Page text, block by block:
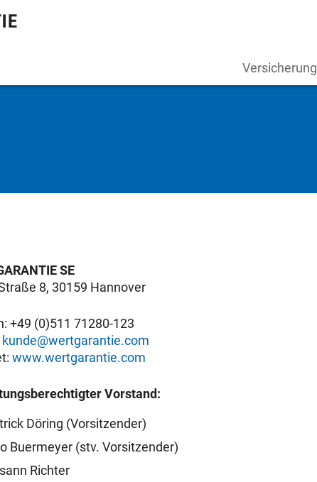
Versicherung
SE
8, 30159 Hannover
+49 (0)511 71280-123
kunde@wertgarantie.com
www.wertgarantie.com
Vorstand:
Döring (Vorsitzender)
Buermeyer (stv. Vorsitzender)
Richter